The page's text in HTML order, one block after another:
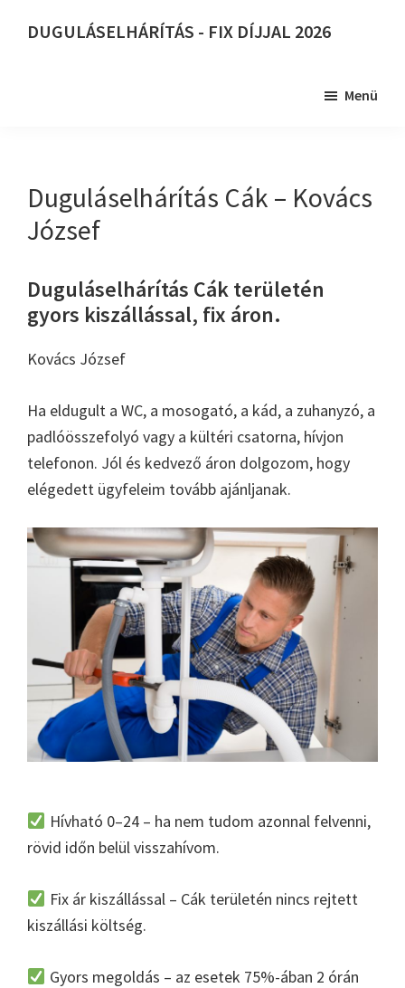
DUGULÁSELHÁRÍTÁS - FIX DÍJJAL 2026
Menü
Duguláselhárítás Cák – Kovács
József
Duguláselhárítás Cák területén
gyors kiszállással, fix áron.
Kovács József
Ha eldugult a WC, a mosogató, a kád, a zuhanyzó, a
padlóösszefolyó vagy a kültéri csatorna, hívjon
telefonon. Jól és kedvező áron dolgozom, hogy
elégedett ügyfeleim tovább ajánljanak.
Hívható 0–24 – ha nem tudom azonnal felvenni,
rövid időn belül visszahívom.
Fix ár kiszállással – Cák területén nincs rejtett
kiszállási költség.
Gyors megoldás – az esetek 75%-ában 2 órán